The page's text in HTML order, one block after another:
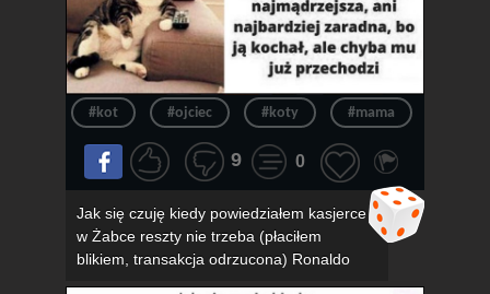
#kot #ojciec #koty #mama
9 0
Jak się czuję kiedy powiedziałem kasjerce
w Żabce reszty nie trzeba (płaciłem
blikiem, transakcja odrzucona) Ronaldo